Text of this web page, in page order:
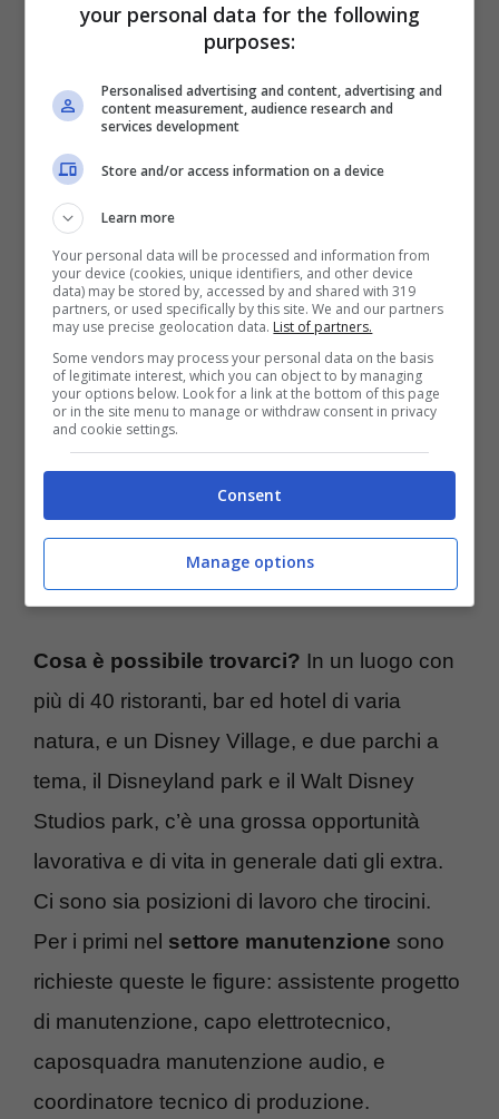
gastronomico e delle ristorazione, e per chi
anche mansioni d’ufficio. Appunto,è
un’occasione d’oro perché abbraccia più
Parigi, non è mai stata così speranzosa.
Lavorare all’Estero e in Italia, opportunità- (Turiweb.it)
Cosa è possibile trovarci? In un luogo con
più di 40 ristoranti, bar ed hotel di varia
natura, e un Disney Village, e due parchi a
tema, il Disneyland park e il Walt Disney
Studios park, c’è una grossa opportunità
lavorativa e di vita in generale dati gli extra.
Ci sono sia posizioni di lavoro che tirocini.
Per i primi nel settore manutenzione sono
richieste queste le figure: assistente progetto
di manutenzione, capo elettrotecnico,
caposquadra manutenzione audio, e
coordinatore tecnico di produzione.
your personal data for the following
purposes:
Personalised advertising and content, advertising and
content measurement, audience research and
services development
Store and/or access information on a device
Learn more
Your personal data will be processed and information from
your device (cookies, unique identifiers, and other device
data) may be stored by, accessed by and shared with 319
partners, or used specifically by this site. We and our partners
may use precise geolocation data. List of partners.
Some vendors may process your personal data on the basis
of legitimate interest, which you can object to by managing
your options below. Look for a link at the bottom of this page
or in the site menu to manage or withdraw consent in privacy
and cookie settings.
Consent
Manage options